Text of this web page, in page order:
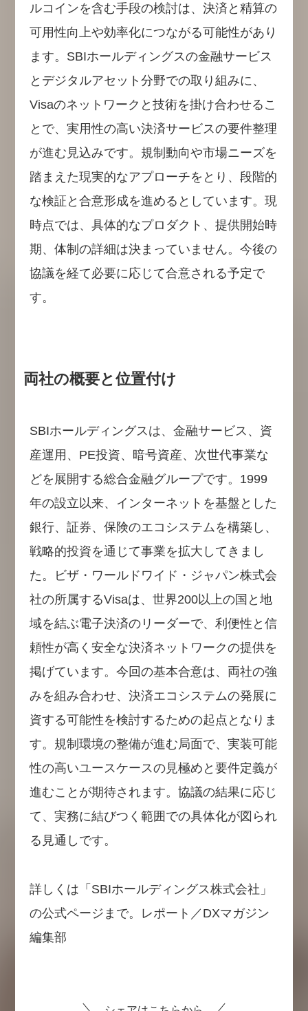
ルコインを含む手段の検討は、決済と精算の
可用性向上や効率化につながる可能性があり
ます。SBIホールディングスの金融サービス
とデジタルアセット分野での取り組みに、
Visaのネットワークと技術を掛け合わせるこ
とで、実用性の高い決済サービスの要件整理
が進む見込みです。規制動向や市場ニーズを
踏まえた現実的なアプローチをとり、段階的
な検証と合意形成を進めるとしています。現
時点では、具体的なプロダクト、提供開始時
期、体制の詳細は決まっていません。今後の
協議を経て必要に応じて合意される予定で
す。
両社の概要と位置付け
SBIホールディングスは、金融サービス、資
産運用、PE投資、暗号資産、次世代事業な
どを展開する総合金融グループです。1999
年の設立以来、インターネットを基盤とした
銀行、証券、保険のエコシステムを構築し、
戦略的投資を通じて事業を拡大してきまし
た。ビザ・ワールドワイド・ジャパン株式会
社の所属するVisaは、世界200以上の国と地
域を結ぶ電子決済のリーダーで、利便性と信
頼性が高く安全な決済ネットワークの提供を
掲げています。今回の基本合意は、両社の強
みを組み合わせ、決済エコシステムの発展に
資する可能性を検討するための起点となりま
す。規制環境の整備が進む局面で、実装可能
性の高いユースケースの見極めと要件定義が
進むことが期待されます。協議の結果に応じ
て、実務に結びつく範囲での具体化が図られ
る見通しです。
詳しくは「SBIホールディングス株式会社」
の公式ページまで。レポート／DXマガジン
編集部